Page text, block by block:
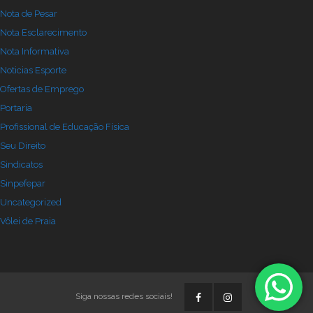
Nota de Pesar
Nota Esclarecimento
Nota Informativa
Noticias Esporte
Ofertas de Emprego
Portaria
Profissional de Educação Física
Seu Direito
Sindicatos
Sinpefepar
Uncategorized
Vôlei de Praia
Siga nossas redes sociais!